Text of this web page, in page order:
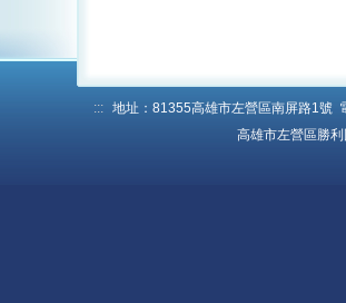
:::
地址：81355高雄市左營區南屏路1號
高雄市左營區勝